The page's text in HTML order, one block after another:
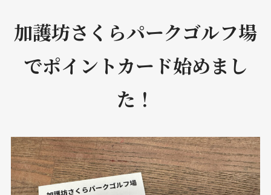
加護坊さくらパークゴルフ場
でポイントカード始めまし
た！